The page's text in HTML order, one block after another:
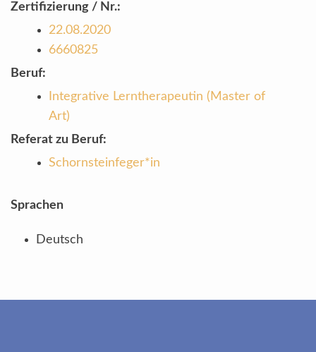
Zertifizierung / Nr.:
22.08.2020
6660825
Beruf:
Integrative Lerntherapeutin (Master of
Art)
Referat zu Beruf:
Schornsteinfeger*in
Sprachen
Deutsch